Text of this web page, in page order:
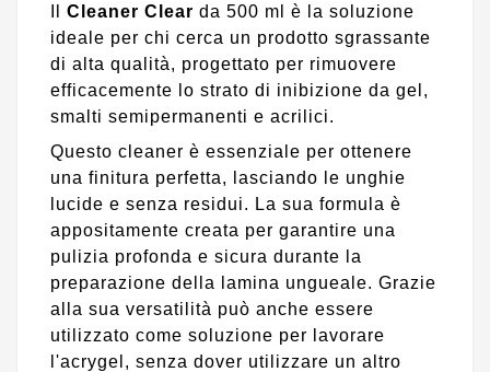
Cleaner Clear da 500 ml è la soluzione
ideale per chi cerca un prodotto sgrassante
di alta qualità, progettato per rimuovere
efficacemente lo strato di inibizione da gel,
smalti semipermanenti e acrilici.
Questo cleaner è essenziale per ottenere
una finitura perfetta, lasciando le unghie
lucide e senza residui. La sua formula è
appositamente creata per garantire una
pulizia profonda e sicura durante la
preparazione della lamina ungueale. Grazie
alla sua versatilità può anche essere
utilizzato come soluzione per lavorare
l'acrygel, senza dover utilizzare un altro